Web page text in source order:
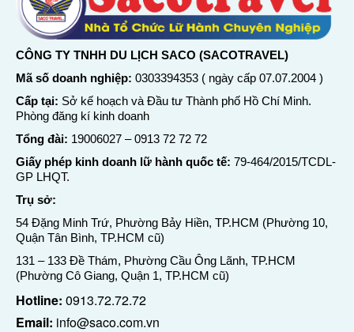
CÔNG TY TNHH DU LỊCH SACO (SACOTRAVEL)
Mã số doanh nghiệp: 0303394353 ( ngày cấp 07.07.2004 )
Cấp tại: Sở kế hoạch và Đầu tư Thành phố Hồ Chí Minh.
Phòng đăng kí kinh doanh
Tổng đài: 19006027 –0913 72 72 72
Giấy phép kinh doanh lữ hành quốc tế: 79-464/2015/TCDL-
GP LHQT.
Trụ sở:
54 Đặng Minh Trứ, Phường Bảy Hiền, TP.HCM (Phường 10,
Quận Tân Bình, TP.HCM cũ)
131 – 133 Đề Thám, Phường Cầu Ông Lãnh, TP.HCM
(Phường Cô Giang, Quận 1, TP.HCM cũ)
Hotline: 0913.72.72.72
Email: info@saco.com.vn